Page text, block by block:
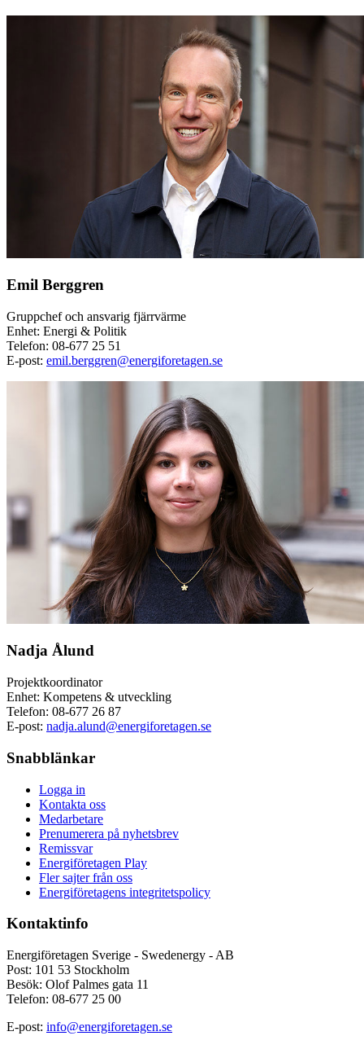
Emil Berggren
Gruppchef och ansvarig fjärrvärme
Enhet: Energi & Politik
Telefon: 08-677 25 51
E-post: emil.berggren@energiforetagen.se
Nadja Ålund
Projektkoordinator
Enhet: Kompetens & utveckling
Telefon: 08-677 26 87
E-post: nadja.alund@energiforetagen.se
Snabblänkar
Logga in
Kontakta oss
Medarbetare
Prenumerera på nyhetsbrev
Remissvar
Energiföretagen Play
Fler sajter från oss
Energiföretagens integritetspolicy
Kontaktinfo
Energiföretagen Sverige - Swedenergy - AB
Post: 101 53 Stockholm
Besök: Olof Palmes gata 11
Telefon: 08-677 25 00
E-post: info@energiforetagen.se